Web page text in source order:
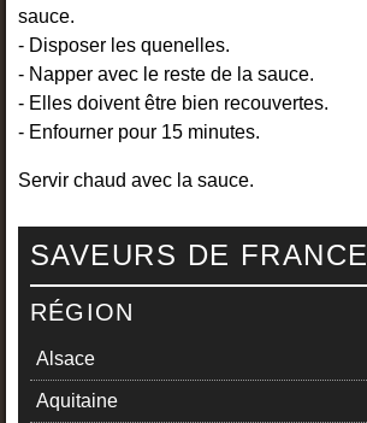
sauce.
- Disposer les quenelles.
- Napper avec le reste de la sauce.
- Elles doivent être bien recouvertes.
- Enfourner pour 15 minutes.
Servir chaud avec la sauce.
SAVEURS DE FRANCE
RÉGION
Alsace
Aquitaine